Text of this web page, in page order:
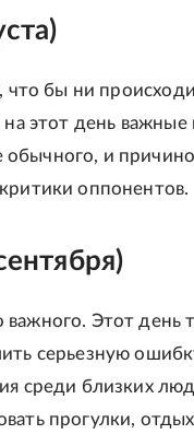
что бы ни
этот день важные
и
оппонентов.
Этот день
серьезную
среди близких
прогулки,